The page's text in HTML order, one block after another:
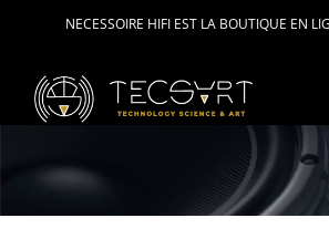
NECESSOIRE HIFI EST LA BOUTIQUE EN